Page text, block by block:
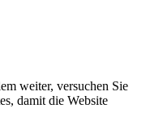
weiter, versuchen Sie
damit die Website